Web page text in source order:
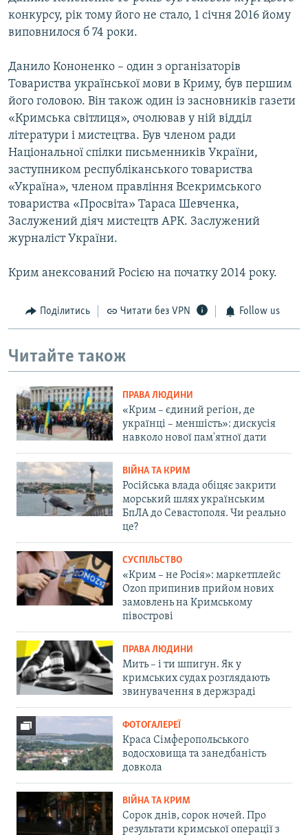
конкурсу, рік тому його не стало, 1 січня 2016 йому
виповнилося б 74 роки.
Данило Кононенко – один з організаторів
Товариства української мови в Криму, був першим
його головою. Він також один із засновників газети
«Кримська світлиця», очолював у ній відділ
літератури і мистецтва. Був членом ради
Національної спілки письменників України,
заступником республіканського товариства
«Україна», членом правління Всекримського
товариства «Просвіта» Тараса Шевченка,
Заслужений діяч мистецтв АРК. Заслужений
журналіст України.
Крим анексований Росією на початку 2014 року.
Поділитись Читати без VPN Follow us
Читайте також
ПРАВА ЛЮДИНИ
«Крим – єдиний регіон, де
українці – меншість»: дискусія
навколо нової пам'ятної дати
ВІЙНА ТА КРИМ
Російська влада обіцяє закрити
морський шлях українським
БпЛА до Севастополя. Чи реально
це?
СУСПІЛЬСТВО
«Крим – не Росія»: маркетплейс
Ozon припинив прийом нових
замовлень на Кримському
півострові
ПРАВА ЛЮДИНИ
Мить – і ти шпигун. Як у
кримських судах розглядають
звинувачення в держзраді
ФОТОГАЛЕРЕЇ
Краса Сімферопольського
водосховища та занедбаність
довкола
ВІЙНА ТА КРИМ
Сорок днів, сорок ночей. Про
результати кримської операції з